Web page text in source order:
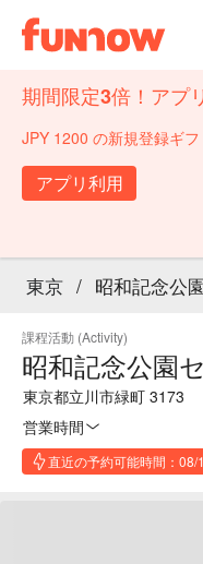
期間限定3倍！アプ
JPY 1200 の新規登録ギフ
アプリ利用
東京 / 昭和記念公
課程活動 (Activity)
昭和記念公園
東京都立川市緑町 3173
営業時間
直近の予約可能時間：08/